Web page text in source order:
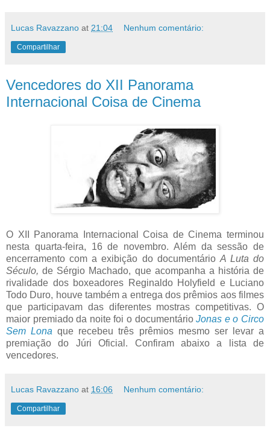
Lucas Ravazzano at 21:04 Nenhum comentário:
Compartilhar
Vencedores do XII Panorama
Internacional Coisa de Cinema
O XII Panorama Internacional Coisa de Cinema terminou
nesta quarta-feira, 16 de novembro. Além da sessão de
encerramento com a exibição do documentário A Luta do
Século,de Sérgio Machado, que acompanha a história de
rivalidade dos boxeadores Reginaldo Holyfield e Luciano
Todo Duro, houve também a entrega dos prêmios aos filmes
que participavam das diferentes mostras competitivas. O
maior premiado da noite foi o documentárioJonas e o Circo
Sem Lona que recebeu três prêmios mesmo ser levar a
premiação do Júri Oficial. Confiram abaixo a lista de
vencedores.
Lucas Ravazzano at 16:06 Nenhum comentário:
Compartilhar